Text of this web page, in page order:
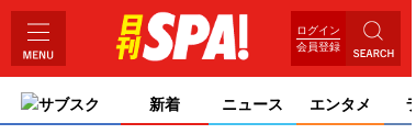
ログイン
会員登録
サブスク 新着 ニュース エンタメ